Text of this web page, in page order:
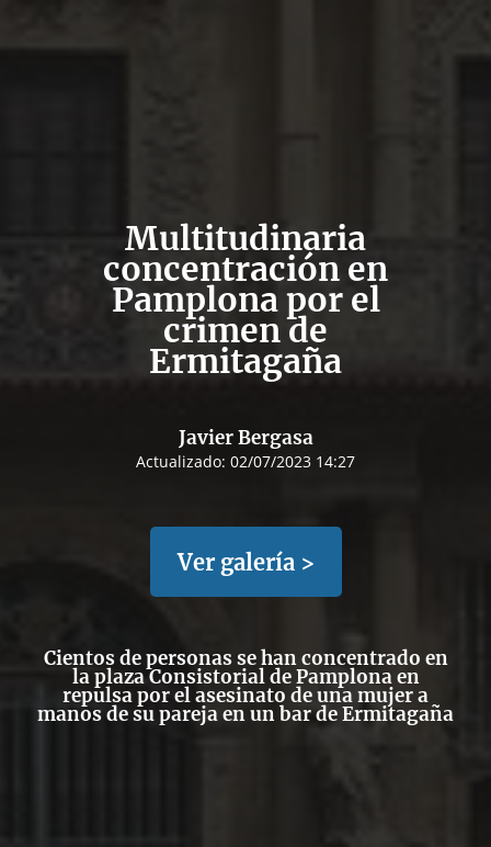
Multitudinaria
concentración en
Pamplona por el
crimen de
Ermitagaña
Javier Bergasa
Actualizado: 02/07/2023 14:27
Ver galería >
Cientos de personas se han concentrado en
la plaza Consistorial de Pamplona en
repulsa por el asesinato de una mujer a
manos de su pareja en un bar de Ermitagaña